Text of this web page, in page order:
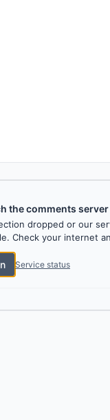
the comments server
dropped or our
Check your internet
Service status